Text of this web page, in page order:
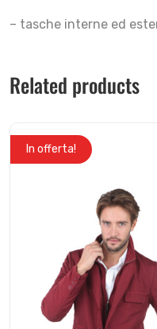
– tasche interne ed
Related products
In offerta!